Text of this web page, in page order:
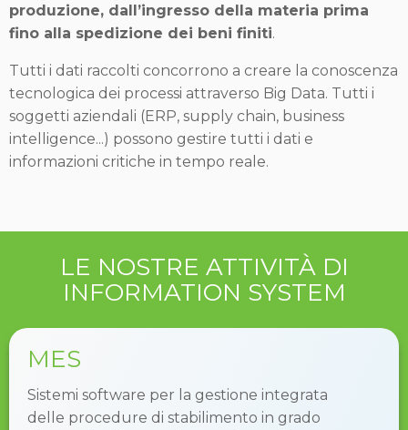
produzione, dall’ingresso della materia prima
fino alla spedizione dei beni finiti.
Tutti i dati raccolti concorrono a creare la conoscenza
tecnologica dei processi attraverso Big Data. Tutti i
soggetti aziendali (ERP, supply chain, business
intelligence...) possono gestire tutti i dati e
informazioni critiche in tempo reale.
LE NOSTRE ATTIVITÀ DI
INFORMATION SYSTEM
MES
Sistemi software per la gestione integrata
delle procedure di stabilimento in grado